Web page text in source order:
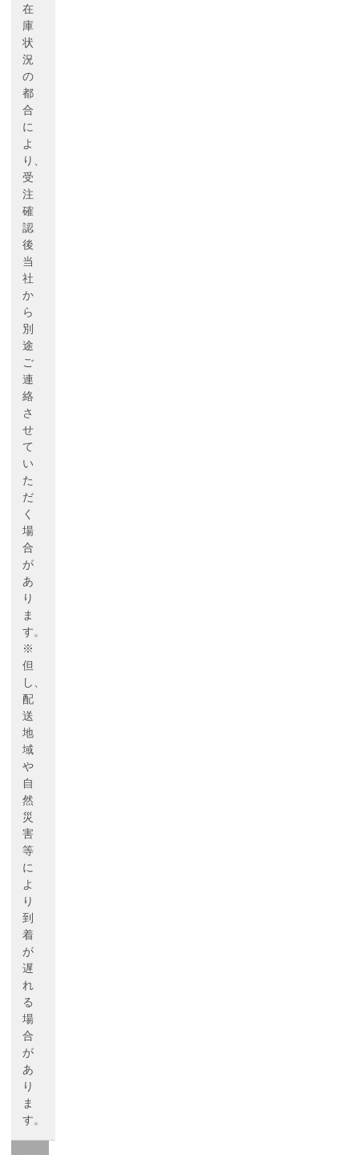
在
庫
状
況
の
都
合
に
よ
り、
受
注
確
認
後
当
社
か
ら
別
途
ご
連
絡
さ
せ
て
い
た
だ
く
場
合
が
あ
り
ま
す。
※
但
し、
配
送
地
域
や
自
然
災
害
等
に
よ
り
到
着
が
遅
れ
る
場
合
が
あ
り
ま
す。